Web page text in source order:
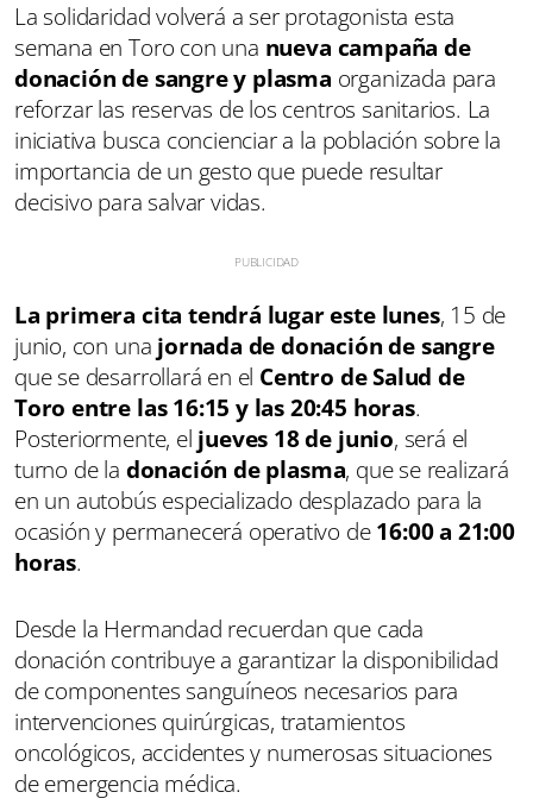
La solidaridad volverá a ser protagonista esta
semana en Toro con una nueva campaña de
donación de sangre y plasma organizada para
reforzar las reservas de los centros sanitarios. La
iniciativa busca concienciar a la población sobre la
importancia de un gesto que puede resultar
decisivo para salvar vidas.
La primera cita tendrá lugar este lunes, 15 de
junio, con una jornada de donación de sangre
que se desarrollará en el Centro de Salud de
Toro entre las 16:15 y las 20:45 horas.
Posteriormente, el jueves 18 de junio, será el
turno de la donación de plasma, que se realizará
en un autobús especializado desplazado para la
ocasión y permanecerá operativo de16:00 a 21:00
horas.
Desde la Hermandad recuerdan que cada
donación contribuye a garantizar la disponibilidad
de componentes sanguíneos necesarios para
intervenciones quirúrgicas, tratamientos
oncológicos, accidentes y numerosas situaciones
de emergencia médica.